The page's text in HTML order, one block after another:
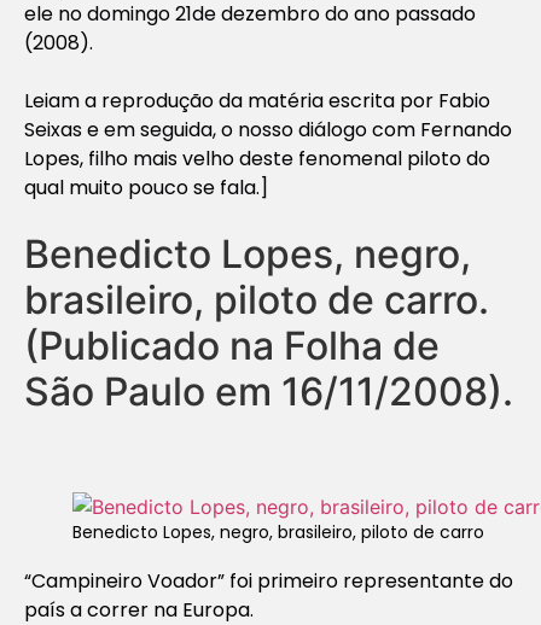
ele no domingo 21de dezembro do ano passado
(2008).
Leiam a reprodução da matéria escrita por Fabio
Seixas e em seguida, o nosso diálogo com Fernando
Lopes, filho mais velho deste fenomenal piloto do
qual muito pouco se fala.]
Benedicto Lopes, negro,
brasileiro, piloto de carro.
(Publicado na Folha de
São Paulo em 16/11/2008).
Benedicto Lopes, negro, brasileiro, piloto de carro
“Campineiro Voador” foi primeiro representante do
país a correr na Europa.